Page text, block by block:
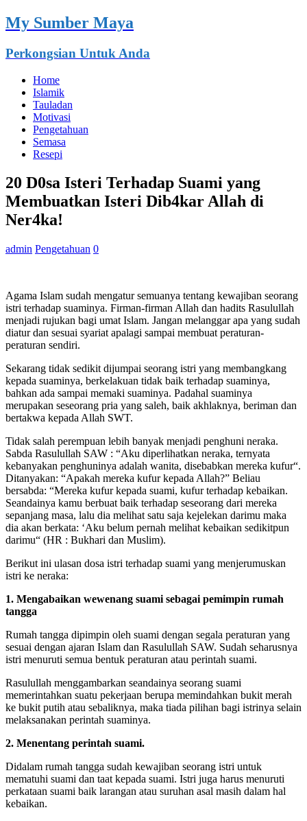
My Sumber Maya
Perkongsian Untuk Anda
Home
Islamik
Tauladan
Motivasi
Pengetahuan
Semasa
Resepi
20 D0sa Isteri Terhadap Suami yang
Membuatkan Isteri Dib4kar Allah di
Ner4ka!
admin Pengetahuan 0
Agama Islam sudah mengatur semuanya tentang kewajiban seorang
istri terhadap suaminya. Firman-firman Allah dan hadits Rasulullah
menjadi rujukan bagi umat Islam. Jangan melanggar apa yang sudah
diatur dan sesuai syariat apalagi sampai membuat peraturan-
peraturan sendiri.
Sekarang tidak sedikit dijumpai seorang istri yang membangkang
kepada suaminya, berkelakuan tidak baik terhadap suaminya,
bahkan ada sampai memaki suaminya. Padahal suaminya
merupakan seseorang pria yang saleh, baik akhlaknya, beriman dan
bertakwa kepada Allah SWT.
Tidak salah perempuan lebih banyak menjadi penghuni neraka.
Sabda Rasulullah SAW : “Aku diperlihatkan neraka, ternyata
kebanyakan penghuninya adalah wanita, disebabkan mereka kufur“.
Ditanyakan: “Apakah mereka kufur kepada Allah?” Beliau
bersabda: “Mereka kufur kepada suami, kufur terhadap kebaikan.
Seandainya kamu berbuat baik terhadap seseorang dari mereka
sepanjang masa, lalu dia melihat satu saja kejelekan darimu maka
dia akan berkata: ‘Aku belum pernah melihat kebaikan sedikitpun
darimu“ (HR : Bukhari dan Muslim).
Berikut ini ulasan dosa istri terhadap suami yang menjerumuskan
istri ke neraka:
1. Mengabaikan wewenang suami sebagai pemimpin rumah
tangga
Rumah tangga dipimpin oleh suami dengan segala peraturan yang
sesuai dengan ajaran Islam dan Rasulullah SAW. Sudah seharusnya
istri menuruti semua bentuk peraturan atau perintah suami.
Rasulullah menggambarkan seandainya seorang suami
memerintahkan suatu pekerjaan berupa memindahkan bukit merah
ke bukit putih atau sebaliknya, maka tiada pilihan bagi istrinya selain
melaksanakan perintah suaminya.
2. Menentang perintah suami.
Didalam rumah tangga sudah kewajiban seorang istri untuk
mematuhi suami dan taat kepada suami. Istri juga harus menuruti
perkataan suami baik larangan atau suruhan asal masih dalam hal
kebaikan.